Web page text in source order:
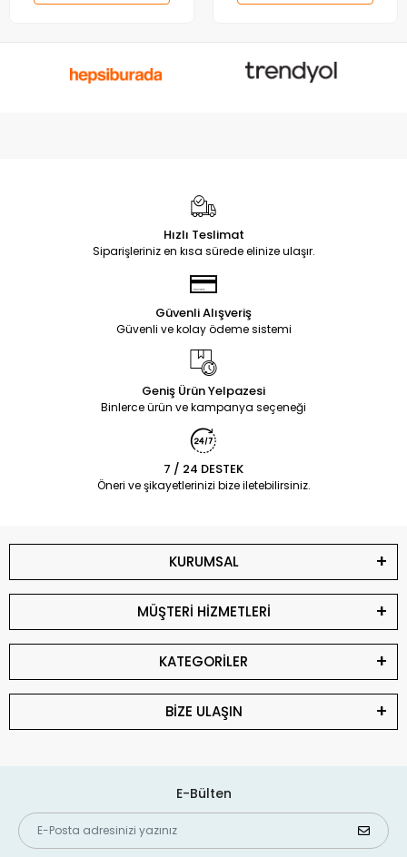
Hızlı Teslimat
Siparişleriniz en kısa sürede elinize ulaşır.
Güvenli Alışveriş
Güvenli ve kolay ödeme sistemi
Geniş Ürün Yelpazesi
Binlerce ürün ve kampanya seçeneği
7 / 24 DESTEK
Öneri ve şikayetlerinizi bize iletebilirsiniz.
KURUMSAL
MÜŞTERİ HİZMETLERİ
KATEGORİLER
BİZE ULAŞIN
E-Bülten